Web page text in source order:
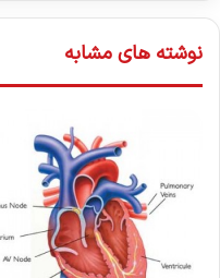
نوشته های مشابه